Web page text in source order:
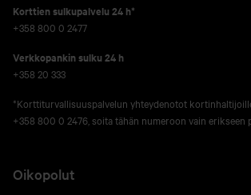
Korttien sulkupalvelu 24 h*
+358 800 0 2477
Verkko­pankin sulku 24 h
+358 20 333
*Korttiturvallisuuspalvelun yhteydenotot
+358 800 0 2476, soita tähän numeroon vain erikseen
Oikopolut